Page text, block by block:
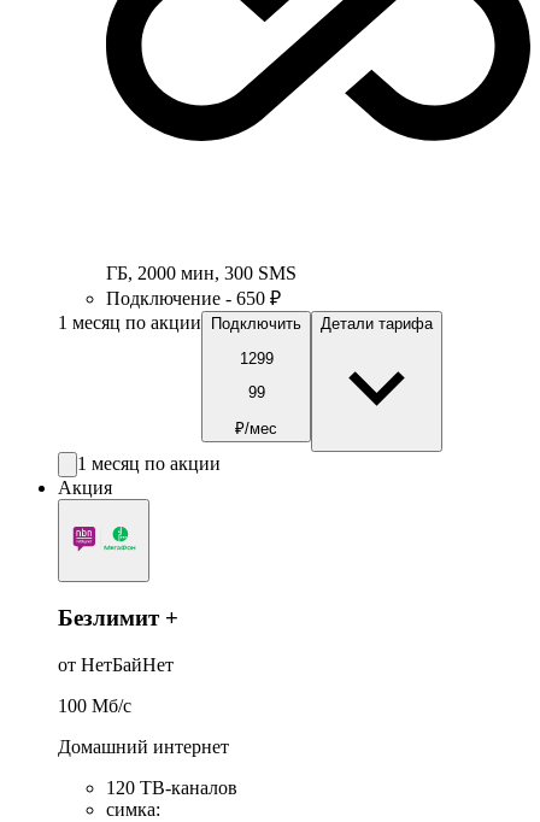
ГБ, 2000 мин, 300 SMS
Подключение - 650 ₽
1 месяц по акции
Подключить
1299
99
₽/мес
Детали тарифа
1 месяц по акции
Акция
Безлимит +
от НетБайНет
100 Мб/c
Домашний интернет
120 ТВ-каналов
симка: